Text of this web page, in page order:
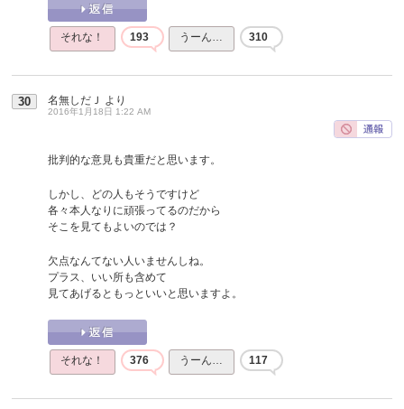
それな！ 193 うーん… 310
30 名無しだＪ より
2016年1月18日 1:22 AM
批判的な意見も貴重だと思います。
しかし、どの人もそうですけど
各々本人なりに頑張ってるのだから
そこを見てもよいのでは？
欠点なんてない人いませんしね。
プラス、いい所も含めて
見てあげるともっといいと思いますよ。
それな！ 376 うーん… 117